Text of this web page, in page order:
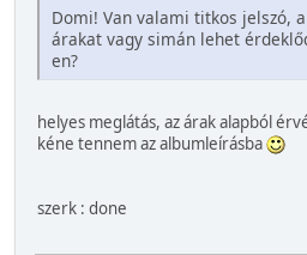
Domi! Van valami titkos jelszó,
árakat vagy simán lehet
en?
helyes meglátás, az árak alapból
kéne tennem az albumleírásba
szerk : done